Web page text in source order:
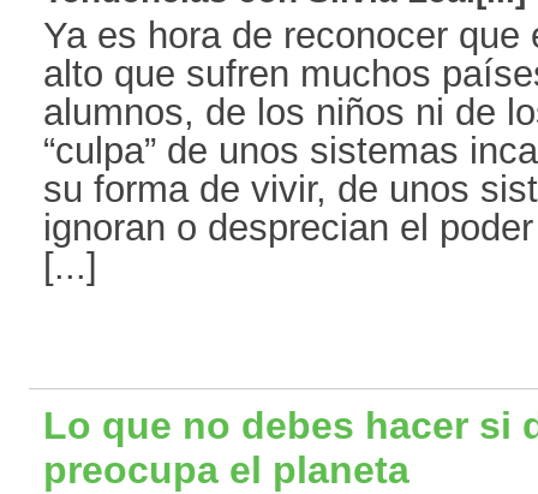
Ya es hora de reconocer
alto que sufren muchos
alumnos, de los niños ni de
“culpa” de unos sistemas
su forma de vivir, de unos
ignoran o desprecian el
[...]
Lo que no debes hacer si
preocupa el planeta